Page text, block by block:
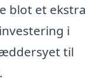
blot et ekstra
i
til